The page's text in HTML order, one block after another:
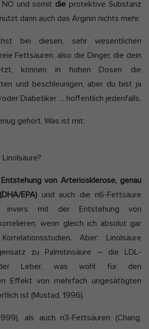
und somit die protektive Substanz
dann auch das Arginin nichts mehr.
bei diesen, sehr wesentlichen
Fettsäuren, also die Dinger, die dein
können in hohen Dosen die
und beschleunigen, aber du bist ja
oder Diabetiker … hoffentlich jedenfalls.
gehört. Was ist mit:
von Arteriosklerose, genau
EPA)und auch die n6-Fettsäure
invers mit der Entstehung von
wenn gleich ich absolut gar
Aber: Linolsäure
zu Palmitinsäure – die LDL-
Leber, was wohl für den
Effekt von mehrfach ungesättigten
ist (Mustad, 1996).
als auch n3-Fettsäuren (Chang,